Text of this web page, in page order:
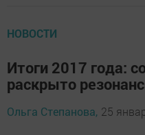
НОВОСТИ
Итоги 2017 года:
раскрыто
Ольга Степанова, 25